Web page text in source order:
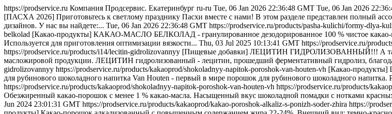
https://prodservice.ru Компания Продсервис. Екатеринбург ru-ru Tue, 06 Jan 2026 22:36:48 GMT Tue, 06 Jan 2026
[ПАСХА 2026] Приготовьтесь к светлому празднику Пасхи вместе с нами! В этом разделе представлен полный
дизайнов. У нас вы найдете:... Tue, 06 Jan 2026 22:36:48 GMT https://prodservice.ru/products/pasha-kulichi/formy-dlya-
belkolad [Какао-продукты] КАКАО-МАСЛО БЕЛКОЛАД - гранулированное дезодорированное 100 % чистое какао-
Используется для приготовления оптимизации вязкости... Thu, 03 Jul 2025 10:13:41 GMT https://prodservice.ru/
https://prodservice.ru/products/i14/lecitin-gidrolizovannyy [Пищевые добавки] ЛЕЦИТИН ГИДРОЛИЗОВАННЫЙ!!! А также
масложировой продукции. ЛЕЦИТИН гидролизованный - лецитин, прошедший ферментативный гидролиз,
gidrolizovannyy https://prodservice.ru/products/kakaoprod/shokoladnyy-napitok-poroshok-van-houten-vh [Какао-продукты]
для рубинового шоколадного напитка Van Houten - первый в мире порошок для рубинового шоколадного напитка.
https://prodservice.ru/products/kakaoprod/shokoladnyy-napitok-poroshok-van-houten-vh https://prodservice.ru/products/
Обезжиренный какао-порошок с менее 1 % какао-масла. Насыщенный вкус шоколадной помадки с нотками
Jun 2024 23:01:31 GMT https://prodservice.ru/products/kakaoprod/kakao-poroshok-alkaliz-s-ponizh-soder-zhira https://